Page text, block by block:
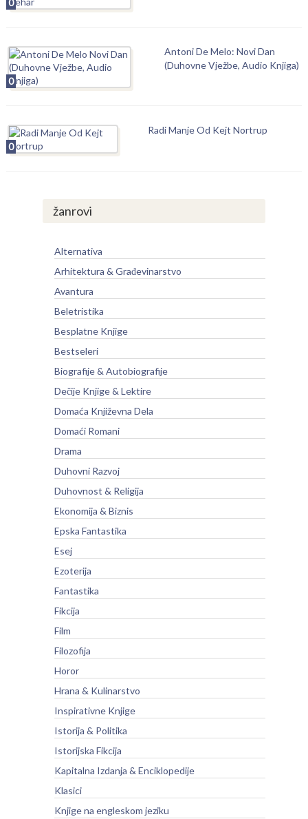
0
0
Antoni De Melo: Novi Dan
(Duhovne Vježbe, Audio Knjiga)
0
Radi Manje Od Kejt Nortrup
žanrovi
Alternativa
Arhitektura & Građevinarstvo
Avantura
Beletristika
Besplatne Knjige
Bestseleri
Biografije & Autobiografije
Dečije Knjige & Lektire
Domaća Književna Dela
Domaći Romani
Drama
Duhovni Razvoj
Duhovnost & Religija
Ekonomija & Biznis
Epska Fantastika
Esej
Ezoterija
Fantastika
Fikcija
Film
Filozofija
Horor
Hrana & Kulinarstvo
Inspirativne Knjige
Istorija & Politika
Istorijska Fikcija
Kapitalna Izdanja & Enciklopedije
Klasici
Knjige na engleskom jeziku